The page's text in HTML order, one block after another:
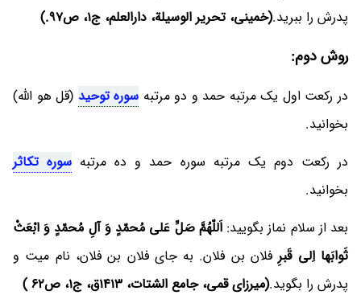
پدرش را ببرید.(خمینی، تحریر الوسیلة، دارالعلم، ج1، ص97.)
روش دوم:
در رکعت اول یک مرتبه حمد و دو مرتبه سوره توحید (قل هو اللَّه)
بخوانید.
در رکعت دوم یک مرتبه سوره حمد و ده مرتبه سوره تکاثر
بخوانید.
بعد از سلام نماز بگویید: اَللّهُمَّ صَلِّ عَلی مُحمّدٍ وَ آلِ مُحمّدٍ وَ ابْعَثْ
ثَوابَها اِلی قَبرِ فلان بن فلان. به جای فلان بن فلان، نام میت و
پدرش را بگوید.(میرزای قمی، جامع الشتات، 1413ق، ج1، ص62 )